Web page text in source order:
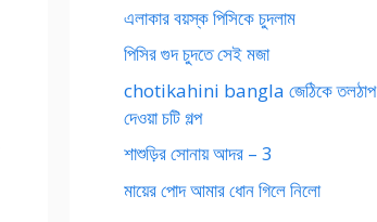
এলাকার বয়স্ক পিসিকে চুদলাম
পিসির গুদ চুদতে সেই মজা
chotikahini bangla জেঠিকে তলঠাপ
দেওয়া চটি গল্প
শাশুড়ির সোনায় আদর – 3
মায়ের পোদ আমার ধোন গিলে নিলো